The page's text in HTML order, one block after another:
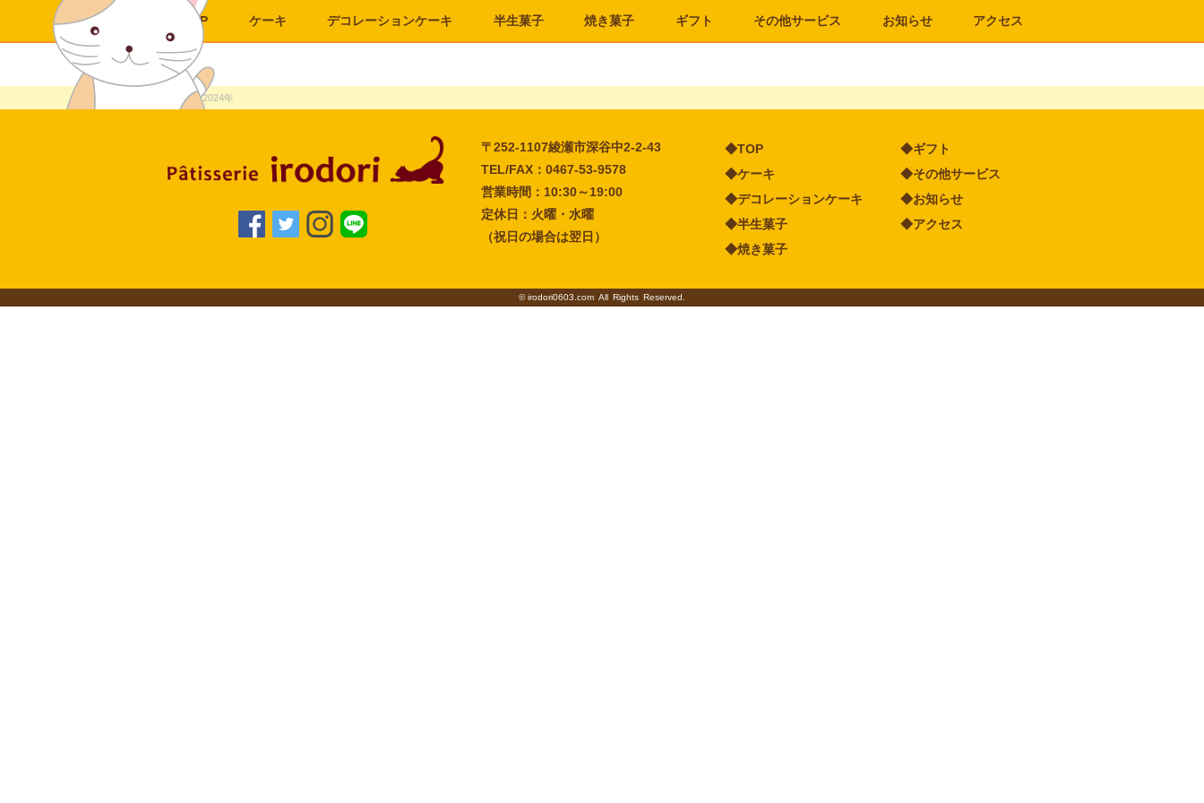
TOP ケーキ デコレーションケーキ 半生菓子 焼き菓子 ギフト その他サービス お知らせ アクセス
TOP > 2024年
〒252-1107綾瀬市深谷中2-2-43
TEL/FAX：0467-53-9578
営業時間：10:30～19:00
定休日：火曜・水曜
（祝日の場合は翌日）
◆TOP
◆ケーキ
◆デコレーションケーキ
◆半生菓子
◆焼き菓子
◆ギフト
◆その他サービス
◆お知らせ
◆アクセス
©irodori0603.com All Rights Reserved.